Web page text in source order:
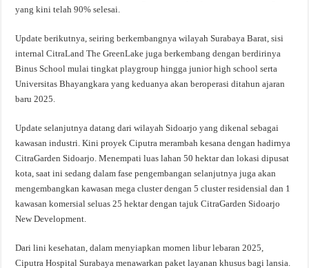
yang kini telah 90% selesai.
Update berikutnya, seiring berkembangnya wilayah Surabaya Barat, sisi
internal CitraLand The GreenLake juga berkembang dengan berdirinya
Binus School mulai tingkat playgroup hingga junior high school serta
Universitas Bhayangkara yang keduanya akan beroperasi ditahun ajaran
baru 2025.
Update selanjutnya datang dari wilayah Sidoarjo yang dikenal sebagai
kawasan industri. Kini proyek Ciputra merambah kesana dengan hadirnya
CitraGarden Sidoarjo. Menempati luas lahan 50 hektar dan lokasi dipusat
kota, saat ini sedang dalam fase pengembangan selanjutnya juga akan
mengembangkan kawasan mega cluster dengan 5 cluster residensial dan 1
kawasan komersial seluas 25 hektar dengan tajuk CitraGarden Sidoarjo
New Development.
Dari lini kesehatan, dalam menyiapkan momen libur lebaran 2025,
Ciputra Hospital Surabaya menawarkan paket layanan khusus bagi lansia.